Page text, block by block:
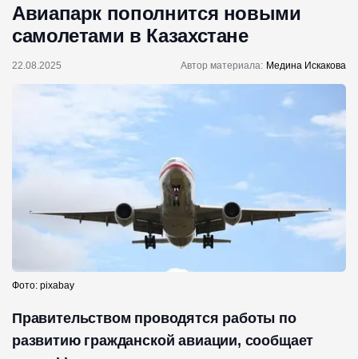
Авиапарк пополнится новыми
самолетами в Казахстане
22.08.2025 Автор материала: Медина Искакова
Фото: pixabay
Правительством проводятся работы по
развитию гражданской авиации, сообщает